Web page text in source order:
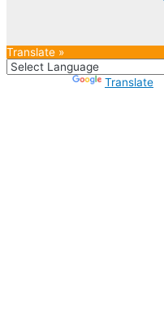
Translate »
Translate